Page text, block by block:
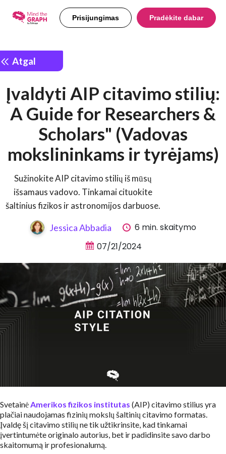
Prisijungimas Pradėkite dabar
Atgal
Įvaldyti AIP citavimo stilių:
A Guide for Researchers &
Scholars" (Vadovas
mokslininkams ir tyrėjams)
Sužinokite AIP citavimo stilių iš mūsų
išsamaus vadovo. Tinkamai cituokite
šaltinius fizikos ir astronomijos darbuose.
Jessica Abbadia
6 min. skaitymo
07/21/2024
SvetainėAmerikos fizikos institutas (AIP) citavimo stilius yra
plačiai naudojamas fizinių mokslų šaltinių citavimo formatas.
Įvaldę šį citavimo stilių ne tik užtikrinsite, kad tinkamai
įvertintumėte originalo autorius, bet ir padidinsite savo darbo
skaitomumą ir profesionalumą.